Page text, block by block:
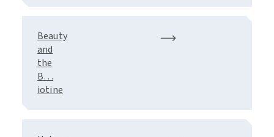
Beauty
and
the
B…
iotine